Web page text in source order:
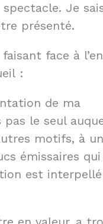
Je
présenté.
face à
:
de ma
le seul
motifs, à un
émissaires qui
est interpellé